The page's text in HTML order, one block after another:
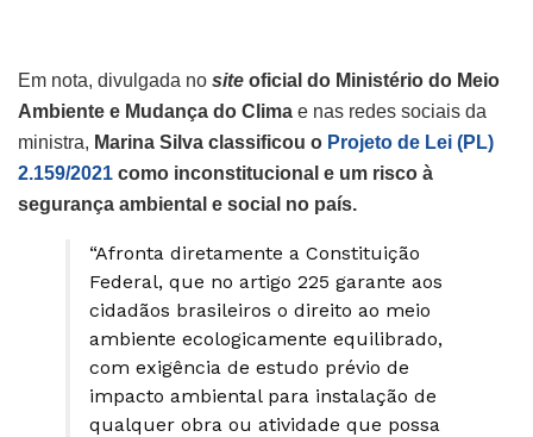
Em nota, divulgada no site oficial do Ministério do Meio
Ambiente e Mudança do Clima e nas redes sociais da
ministra, Marina Silva classificou o Projeto de Lei (PL)
2.159/2021 como inconstitucional e um risco à
segurança ambiental e social no país.
“Afronta diretamente a Constituição
Federal, que no artigo 225 garante aos
cidadãos brasileiros o direito ao meio
ambiente ecologicamente equilibrado,
com exigência de estudo prévio de
impacto ambiental para instalação de
qualquer obra ou atividade que possa